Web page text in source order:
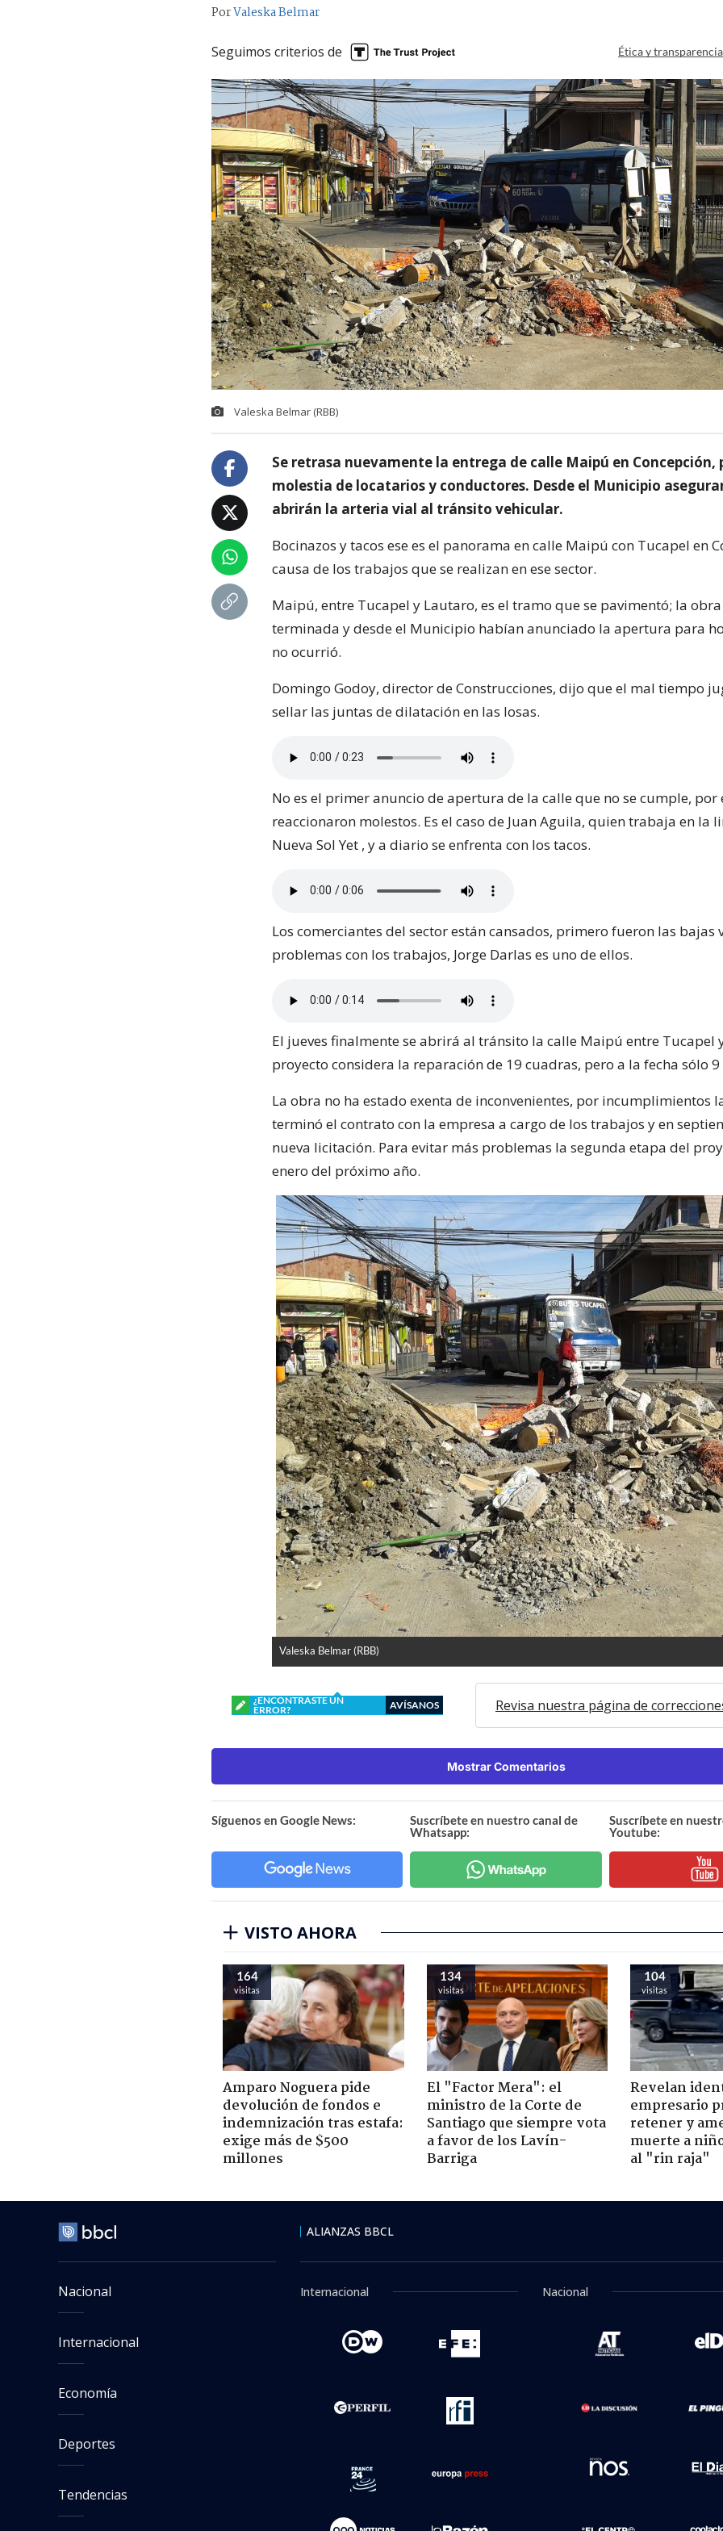
PorValeska Belmar
Seguimos criterios de Ética y
Valeska Belmar (RBB)
Se retrasa nuevamente la entrega de calle Maipú en Concepción,
molestia de locatarios y conductores. Desde el Municipio
abrirán la arteria vial al tránsito vehicular.
Bocinazos y tacos ese es el panorama en calle Maipú con Tucapel en
causa de los trabajos que se realizan en ese sector.
Maipú, entre Tucapel y Lautaro, es el tramo que se pavimentó; la
terminada y desde el Municipio habían anunciado la apertura para
no ocurrió.
Domingo Godoy, director de Construcciones, dijo que el mal tiempo
sellar las juntas de dilatación en las losas.
No es el primer anuncio de apertura de la calle que no se cumple, por
reaccionaron molestos. Es el caso de Juan Aguila, quien trabaja en la
Nueva Sol Yet , y a diario se enfrenta con los tacos.
Los comerciantes del sector están cansados, primero fueron las bajas
problemas con los trabajos, Jorge Darlas es uno de ellos.
El jueves finalmente se abrirá al tránsito la calle Maipú entre Tucapel
proyecto considera la reparación de 19 cuadras, pero a la fecha sólo
La obra no ha estado exenta de inconvenientes, por incumplimientos
terminó el contrato con la empresa a cargo de los trabajos y en
nueva licitación. Para evitar más problemas la segunda etapa del
enero del próximo año.
Valeska Belmar (RBB)
¿ENCONTRASTE UN
ERROR?
AVÍSANOS Revisa nuestra página de
Mostrar Comentarios
Síguenos en Google News:
Suscríbete en nuestro canal de
Whatsapp:
Suscríbete en
Youtube:
VISTO AHORA
164
visitas
Amparo Noguera pide
devolución de fondos e
indemnización tras estafa:
exige más de $500
millones
134
visitas
El "Factor Mera": el
ministro de la Corte de
Santiago que siempre vota
a favor de los Lavín-
Barriga
104
visitas
Revelan
empresario
retener y
muerte a
al "rin raja"
Nacional
Internacional
Economía
Deportes
Tendencias
ALIANZAS BBCL
Internacional Nacional